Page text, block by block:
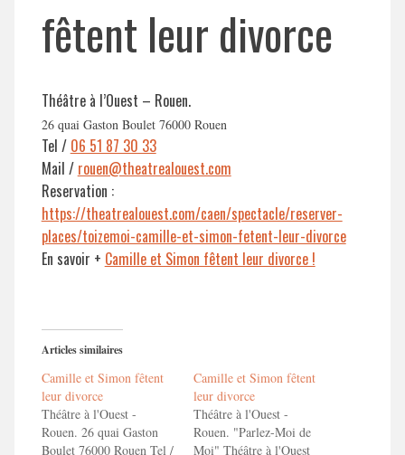
fêtent leur divorce
Théâtre à l’Ouest – Rouen.
26 quai Gaston Boulet 76000 Rouen
Tel / 06 51 87 30 33
Mail / rouen@theatrealouest.com
Reservation :
https://theatrealouest.com/caen/spectacle/reserver-
places/toizemoi-camille-et-simon-fetent-leur-divorce
En savoir + Camille et Simon fêtent leur divorce !
Articles similaires
Camille et Simon fêtent
leur divorce
Théâtre à l'Ouest -
Rouen. 26 quai Gaston
Boulet 76000 Rouen Tel /
Camille et Simon fêtent
leur divorce
Théâtre à l'Ouest -
Rouen. "Parlez-Moi de
Moi" Théâtre à l'Ouest